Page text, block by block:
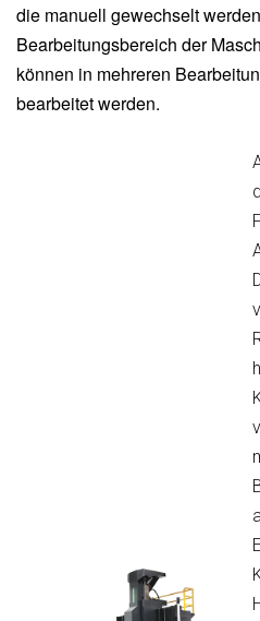
die manuell gewechselt
Bearbeitungsbereich der
können in mehreren
bearbeitet werden.